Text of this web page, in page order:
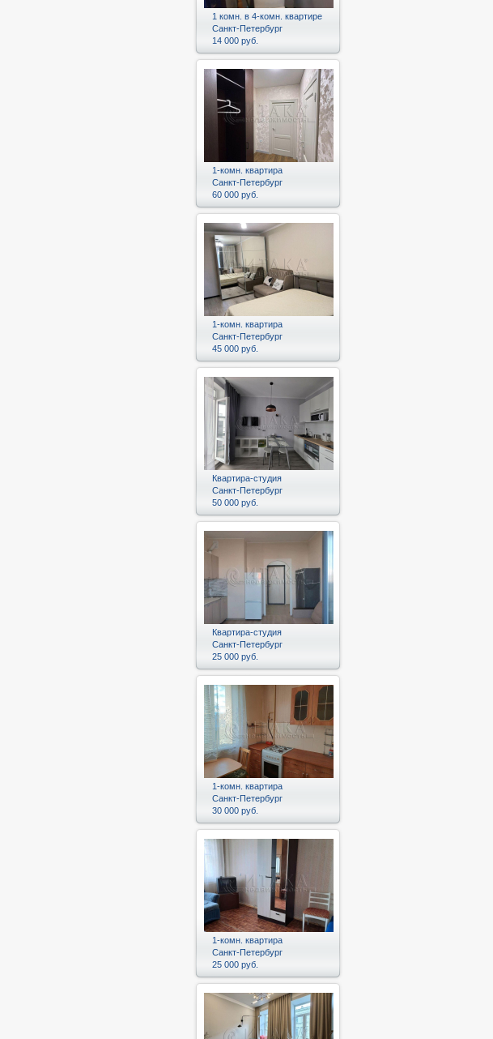
1 комн. в 4-комн. квартире
Санкт-Петербург
14 000 руб.
1-комн. квартира
Санкт-Петербург
60 000 руб.
1-комн. квартира
Санкт-Петербург
45 000 руб.
Квартира-студия
Санкт-Петербург
50 000 руб.
Квартира-студия
Санкт-Петербург
25 000 руб.
1-комн. квартира
Санкт-Петербург
30 000 руб.
1-комн. квартира
Санкт-Петербург
25 000 руб.